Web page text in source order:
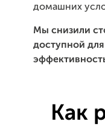
домашних
Мы снизили
доступной
Как